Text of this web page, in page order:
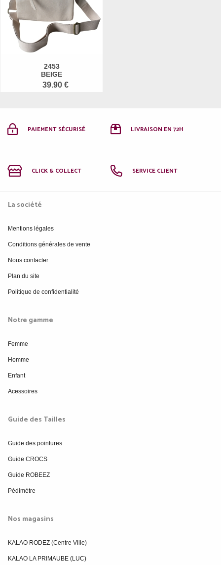
2453
BEIGE
39.90 €
PAIEMENT SÉCURISÉ LIVRAISON EN 72H
CLICK & COLLECT SERVICE CLIENT
La société
Mentions légales
Conditions générales de vente
Nous contacter
Plan du site
Politique de confidentialité
Notre gamme
Femme
Homme
Enfant
Acessoires
Guide des Tailles
Guide des pointures
Guide CROCS
Guide ROBEEZ
Pédimètre
Nos magasins
KALAO RODEZ (Centre Ville)
KALAO LA PRIMAUBE (LUC)